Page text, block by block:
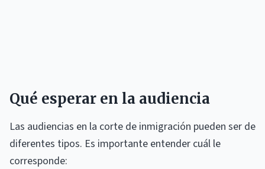
Qué esperar en la audiencia
Las audiencias en la corte de inmigración pueden ser de
diferentes tipos. Es importante entender cuál le
corresponde: